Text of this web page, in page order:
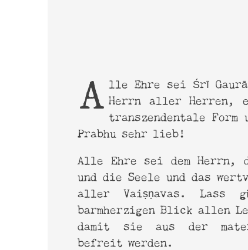
Alle Ehre sei Śrī Gaurāsundara, dem Höchsten Herrn aller Herren,
transzendentale
Prabhu sehr lieb!
Alle Ehre sei dem Herrn,
und die Seele und das
aller Vaiṣṇavas. Lass
barmherzigen Blick allen
damit sie aus der
befreit werden.
Online-Magazin